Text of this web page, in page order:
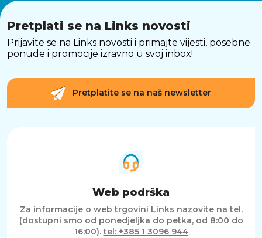
Pretplati se na Links novosti
Prijavite se na Links novosti i primajte vijesti, posebne
ponude i promocije izravno u svoj inbox!
Pretplatite se na naš newsletter
Web podrška
Za informacije o web trgovini Links nazovite na tel.
(dostupni smo od ponedjeljka do petka, od 8:00 do
16:00).tel: +385 1 3096 944